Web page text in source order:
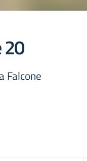
20
Falcone